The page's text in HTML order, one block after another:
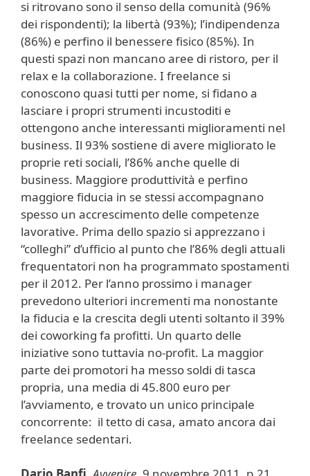
si ritrovano sono il senso della comunità (96%
dei rispondenti); la libertà (93%); l’indipendenza
(86%) e perfino il benessere fisico (85%). In
questi spazi non mancano aree di ristoro, per il
relax e la collaborazione. I freelance si
conoscono quasi tutti per nome, si fidano a
lasciare i propri strumenti incustoditi e
ottengono anche interessanti miglioramenti nel
business. Il 93% sostiene di avere migliorato le
proprie reti sociali, l’86% anche quelle di
business. Maggiore produttività e perfino
maggiore fiducia in se stessi accompagnano
spesso un accrescimento delle competenze
lavorative. Prima dello spazio si apprezzano i
“colleghi” d’ufficio al punto che l’86% degli attuali
frequentatori non ha programmato spostamenti
per il 2012. Per l’anno prossimo i manager
prevedono ulteriori incrementi ma nonostante
la fiducia e la crescita degli utenti soltanto il 39%
dei coworking fa profitti. Un quarto delle
iniziative sono tuttavia no-profit. La maggior
parte dei promotori ha messo soldi di tasca
propria, una media di 45.800 euro per
l’avviamento, e trovato un unico principale
concorrente: il tetto di casa, amato ancora dai
freelance sedentari.